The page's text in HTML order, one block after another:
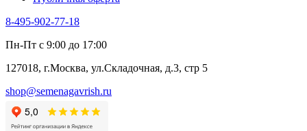
Алтей
Анис
Бессмертник
Валериана
Валерианелла
Гибискус лекарственный
Девясил
Душица
8-495-902-77-18
Пн-Пт с 9:00 до 17:00
127018, г.Москва, ул.Складочная, д.3, стр 5
shop@semenagavrish.ru